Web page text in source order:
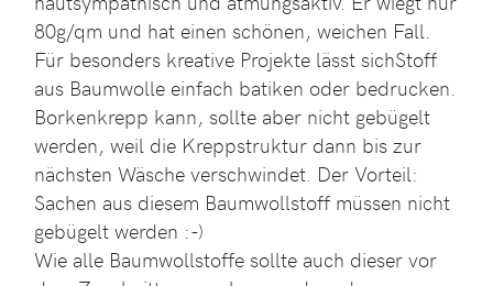
80g/qm und hat einen schönen, weichen Fall.
Für besonders kreative Projekte lässt sichStoff
aus Baumwolle einfach batiken oder bedrucken.
Borkenkrepp kann, sollte aber nicht gebügelt
werden, weil die Kreppstruktur dann bis zur
nächsten Wäsche verschwindet. Der Vorteil:
Sachen aus diesem Baumwollstoff müssen nicht
gebügelt werden :-)
Wie alle Baumwollstoffe sollte auch dieser vor